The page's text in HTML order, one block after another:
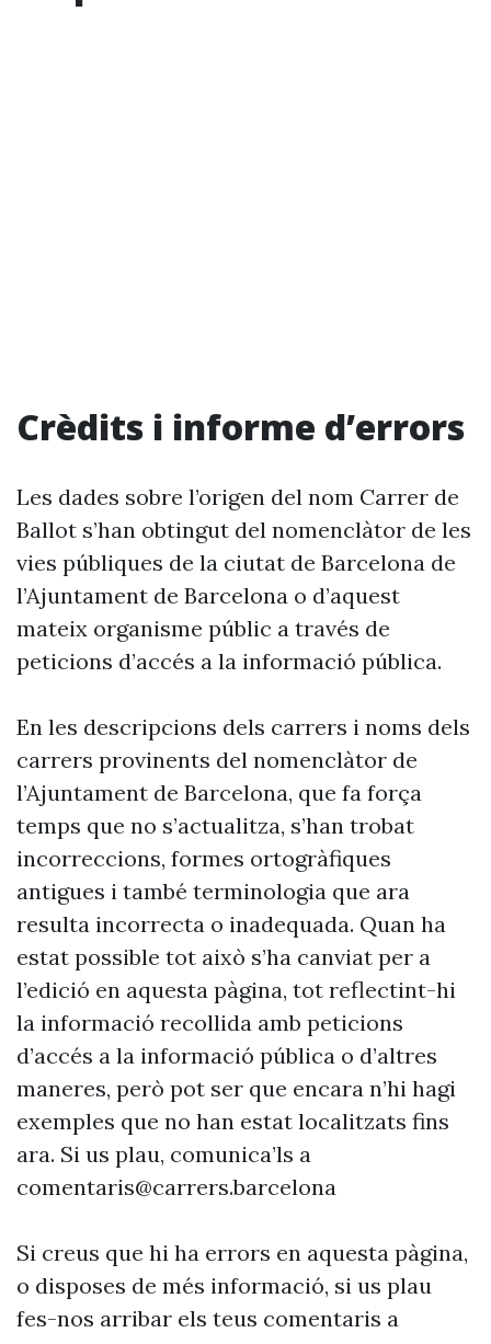
Crèdits i informe d’errors
Les dades sobre l’origen del nom Carrer de
Ballot s’han obtingut del nomenclàtor de les
vies públiques de la ciutat de Barcelona de
l’Ajuntament de Barcelona o d’aquest
mateix organisme públic a través de
peticions d’accés a la informació pública.
En les descripcions dels carrers i noms dels
carrers provinents del nomenclàtor de
l’Ajuntament de Barcelona, que fa força
temps que no s’actualitza, s’han trobat
incorreccions, formes ortogràfiques
antigues i també terminologia que ara
resulta incorrecta o inadequada. Quan ha
estat possible tot això s’ha canviat per a
l’edició en aquesta pàgina, tot reflectint-hi
la informació recollida amb peticions
d’accés a la informació pública o d’altres
maneres, però pot ser que encara n’hi hagi
exemples que no han estat localitzats fins
ara. Si us plau, comunica’ls a
comentaris@carrers.barcelona
Si creus que hi ha errors en aquesta pàgina,
o disposes de més informació, si us plau
fes-nos arribar els teus comentaris a